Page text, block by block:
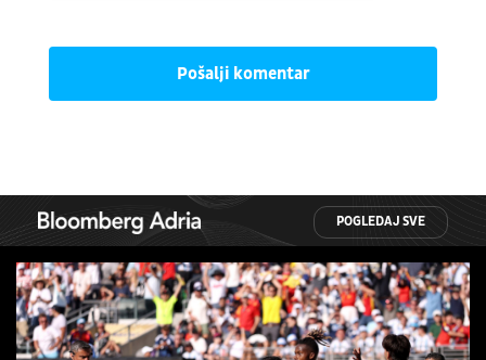
Pošalji komentar
POGLEDAJ SVE